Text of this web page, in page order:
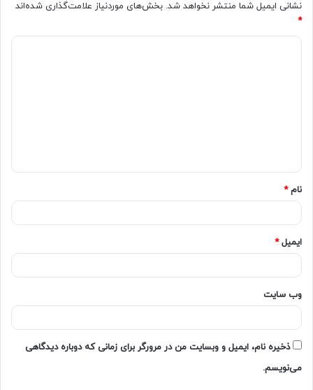
نشانی ایمیل شما منتشر نخواهد شد. بخش‌های موردنیاز علامت‌گذاری شده‌اند
*
نام*
ایمیل*
وب‌ سایت
ذخیره نام، ایمیل و وبسایت من در مرورگر برای زمانی که دوباره دیدگاهی
می‌نویسم.